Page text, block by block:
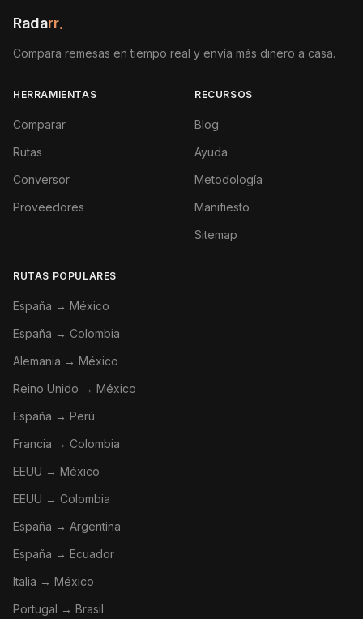
Radarr.
Compara remesas en tiempo real y envía más dinero a casa.
HERRAMIENTAS
Comparar
Rutas
Conversor
Proveedores
RECURSOS
Blog
Ayuda
Metodología
Manifiesto
Sitemap
RUTAS POPULARES
España → México
España → Colombia
Alemania → México
Reino Unido → México
España → Perú
Francia → Colombia
EEUU → México
EEUU → Colombia
España → Argentina
España → Ecuador
Italia → México
Portugal → Brasil